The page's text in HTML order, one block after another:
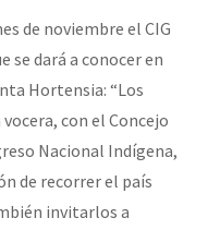
de noviembre el CIG
se dará a conocer en
Hortensia: “Los
con el Concejo
Nacional Indígena,
de recorrer el país
invitarlos a